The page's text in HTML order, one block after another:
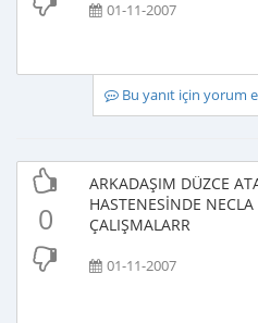
01-11-2007
Bu yanıt için yorum
0
ARKADAŞIM DÜZCE
HASTENESİNDE
ÇALIŞMALARR
01-11-2007